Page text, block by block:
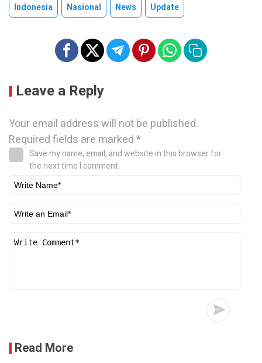
Indonesia Nasional News Update
Leave a Reply
Your email address will not be published.
Required fields are marked*
Save my name, email, and website in this browser for
the next time I comment.
Read More